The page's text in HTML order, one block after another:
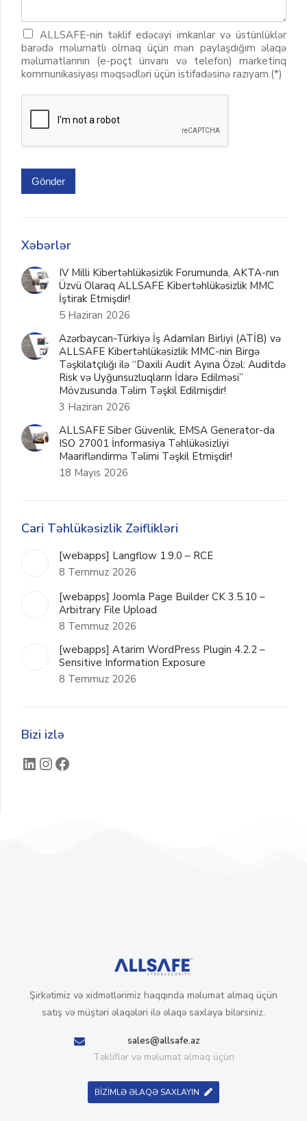
ALLSAFE-nin təklif edəcəyi imkanlar və üstünlüklər
barədə məlumatlı olmaq üçün mən paylaşdığım əlaqə
məlumatlarının (e-poçt ünvanı və telefon) marketinq
kommunikasiyası məqsədləri üçün istifadəsinə razıyam.(*)
Gönder
Xəbərlər
IV Milli Kibertəhlükəsizlik Forumunda, AKTA-nın
Üzvü Olaraq ALLSAFE Kibertəhlükəsizlik MMC
İştirak Etmişdir!
5 Haziran 2026
Azərbaycan-Türkiyə İş Adamları Birliyi (ATİB) və
ALLSAFE Kibertəhlükəsizlik MMC-nin Birgə
Təşkilatçılığı ilə “Daxili Audit Ayına Özəl: Auditdə
Risk və Uyğunsuzluqların İdarə Edilməsi”
Mövzusunda Təlim Təşkil Edilmişdir!
3 Haziran 2026
ALLSAFE Siber Güvenlik, EMSA Generator-da
ISO 27001 İnformasiya Təhlükəsizliyi
Maarifləndirmə Təlimi Təşkil Etmişdir!
18 Mayıs 2026
Cari Təhlükəsizlik Zəiflikləri
[webapps] Langflow 1.9.0 – RCE
8 Temmuz 2026
[webapps] Joomla Page Builder CK 3.5.10 –
Arbitrary File Upload
8 Temmuz 2026
[webapps] Atarim WordPress Plugin 4.2.2 –
Sensitive Information Exposure
8 Temmuz 2026
Bizi izlə
Şirkətimiz və xidmətlərimiz haqqında məlumat almaq üçün
satış və müştəri əlaqələri ilə əlaqə saxlaya bilərsiniz.
sales@allsafe.az
Təkliflər və məlumat almaq üçün
BİZİMLƏ ƏLAQƏ SAXLAYIN